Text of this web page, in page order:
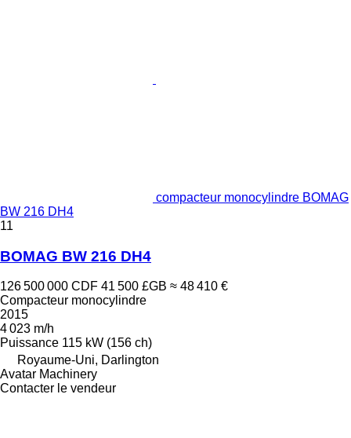
compacteur monocylindre BOMAG
BW 216 DH4
11
BOMAG BW 216 DH4
126 500 000 CDF 41 500 £GB ≈ 48 410 €
Compacteur monocylindre
2015
4 023 m/h
Puissance 115 kW (156 ch)
Royaume-Uni, Darlington
Avatar Machinery
Contacter le vendeur